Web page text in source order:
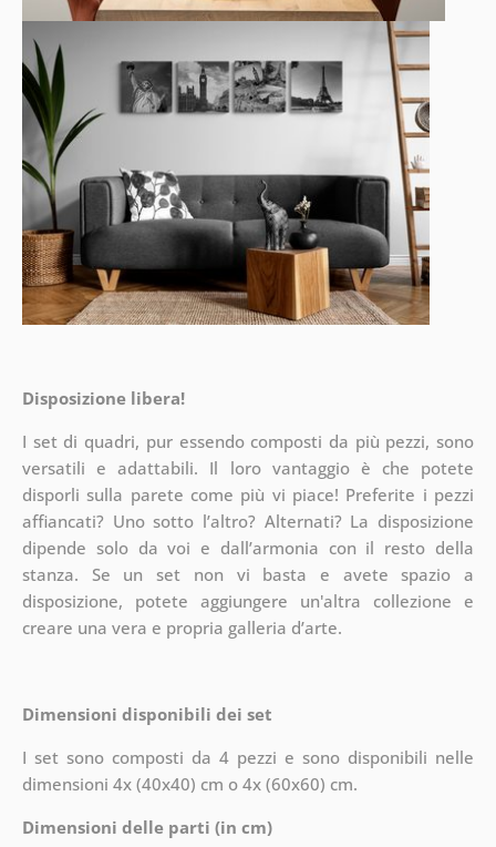
Disposizione libera!
I set di quadri, pur essendo composti da più pezzi, sono
versatili e adattabili. Il loro vantaggio è che potete
disporli sulla parete come più vi piace! Preferite i pezzi
affiancati? Uno sotto l’altro? Alternati? La disposizione
dipende solo da voi e dall’armonia con il resto della
stanza. Se un set non vi basta e avete spazio a
disposizione, potete aggiungere un'altra collezione e
creare una vera e propria galleria d’arte.
Dimensioni disponibili dei set
I set sono composti da 4 pezzi e sono disponibili nelle
dimensioni 4x (40x40) cm o 4x (60x60) cm.
Dimensioni delle parti (in cm)